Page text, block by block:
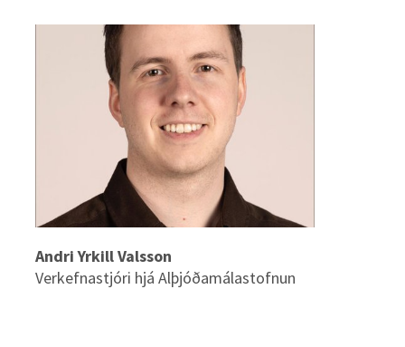
Andri Yrkill Valsson
Verkefnastjóri hjá Alþjóðamálastofnun